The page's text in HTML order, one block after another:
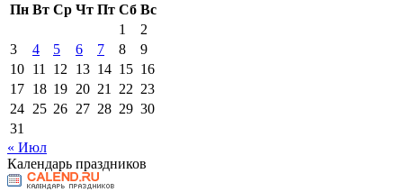
Пн Вт Ср Чт Пт Сб Вс
1
2
3
4 5 6 7 8
9
10 11 12 13 14 15 16
17 18 19 20 21 22 23
24 25 26 27 28 29 30
31
« Июл
Календарь праздников